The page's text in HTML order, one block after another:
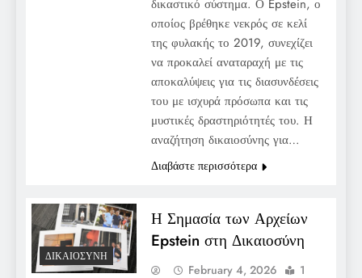
δικαστικό σύστημα. Ο Epstein, ο
οποίος βρέθηκε νεκρός σε κελί
της φυλακής το 2019, συνεχίζει
να προκαλεί αναταραχή με τις
αποκαλύψεις για τις διασυνδέσεις
του με ισχυρά πρόσωπα και τις
μυστικές δραστηριότητές του. Η
αναζήτηση δικαιοσύνης για…
Διαβάστε περισσότερα
ΔΙΚΑΙΟΣΎΝΗ
Η Σημασία των Αρχείων
Epstein στη Δικαιοσύνη
February 4, 2026 1